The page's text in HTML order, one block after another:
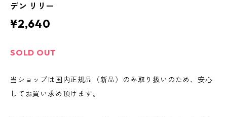
デン リリー
¥2,640
SOLD OUT
当ショップは国内正規品（新品）のみ取り扱いのため、安心
してお買い求め頂けます。